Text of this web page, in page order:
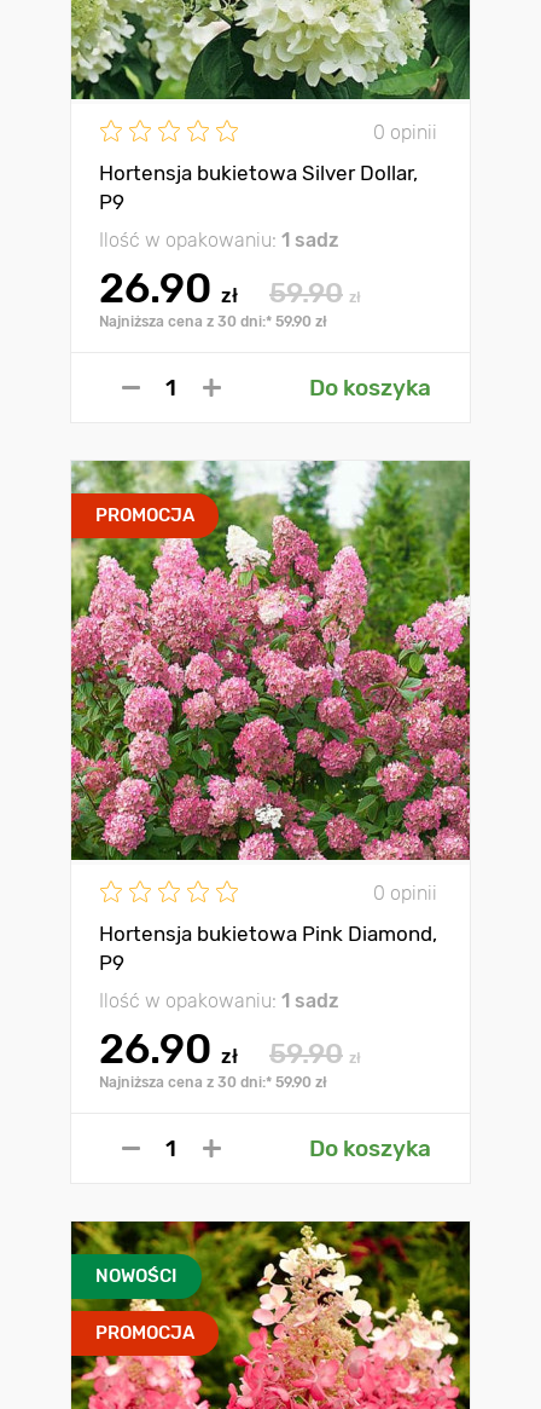
0 opinii
Hortensja bukietowa Silver Dollar,
P9
Ilość w opakowaniu: 1 sadz
26.90 zł 59.90 zł
Najniższa cena z 30 dni:* 59.90 zł
Do koszyka
PROMOCJA
0 opinii
Hortensja bukietowa Pink Diamond,
P9
Ilość w opakowaniu: 1 sadz
26.90 zł 59.90 zł
Najniższa cena z 30 dni:* 59.90 zł
Do koszyka
NOWOŚCI
PROMOCJA